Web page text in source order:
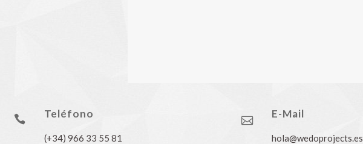
Teléfono
(+34) 966 33 55 81
E-Mail
hola@wedoprojects.es